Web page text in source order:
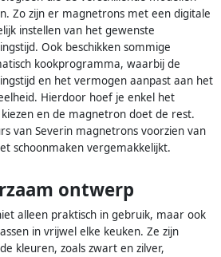
Zo zijn er magnetrons met een digitale
instellen van het gewenste
Ook beschikken sommige
kookprogramma, waarbij de
en het vermogen aanpast aan het
Hierdoor hoef je enkel het
en de magnetron doet de rest.
van Severin magnetrons voorzien van
schoonmaken vergemakkelijkt.
ontwerp
alleen praktisch in gebruik, maar ook
in vrijwel elke keuken. Ze zijn
kleuren, zoals zwart en zilver,